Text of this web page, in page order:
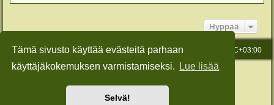
Tämä sivusto käyttää evästeitä parhaan
käyttäjäkokemuksen varmistamiseksi.
Lue lisää
Selvä!
Hyppää
Etusivu Kaikki ajat ovat UTC+03:00
Viesti Ylläpidolle
Keskustelufoorumin ohjelmistophpBB® Forum Software © phpBB Limited